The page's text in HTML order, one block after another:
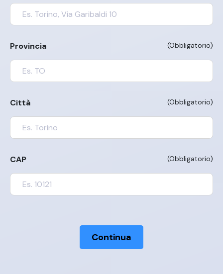
Provincia (Obbligatorio)
Città (Obbligatorio)
CAP (Obbligatorio)
Continua